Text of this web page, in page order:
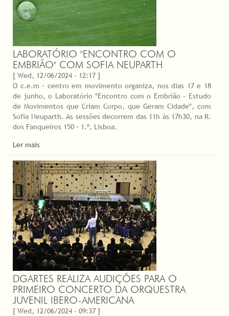
LABORATÓRIO "ENCONTRO COM O
EMBRIÃO" COM SOFIA NEUPARTH
[ Wed, 12/06/2024 - 12:17 ]
O c.e.m – centro em movimento organiza, nos dias 17 e 18
de junho, o Laboratório "Encontro com o Embrião - Estudo
de Movimentos que Criam Corpo, que Geram Cidade", com
Sofia Neuparth. As sessões decorrem das 11h às 17h30, na R.
dos Fanqueiros 150 – 1.º, Lisboa.
Ler mais
DGARTES REALIZA AUDIÇÕES PARA O
PRIMEIRO CONCERTO DA ORQUESTRA
JUVENIL IBERO-AMERICANA
[ Wed, 12/06/2024 - 09:37 ]